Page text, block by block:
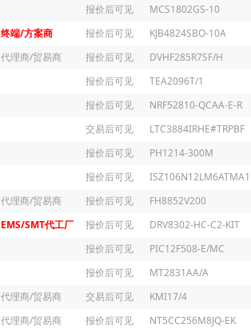
报价后可见
MCS1802GS-10
终端/方案商 报价后可见
KJB4824SBO-10A
代理商/贸易商 报价后可见
DVHF285R7SF/H
报价后可见
TEA2096T/1
报价后可见
NRF52810-QCAA-E-R
交易后可见
LTC3884IRHE#TRPBF
报价后可见
PH1214-300M
报价后可见
ISZ106N12LM6ATMA1
代理商/贸易商 报价后可见
FH8852V200
EMS/SMT代工厂 报价后可见
DRV8302-HC-C2-KIT
报价后可见
PIC12F508-E/MC
报价后可见
MT2831AA/A
代理商/贸易商 交易后可见
KMI17/4
代理商/贸易商 报价后可见
NT5CC256M8JQ-EK